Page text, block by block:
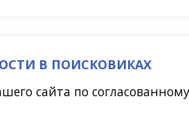
В ПОИСКОВИКАХ
сайта по согласованному